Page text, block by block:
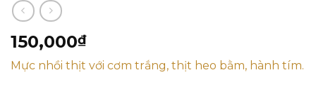
150,000₫
Mực nhồi thịt với cơm trắng, thịt heo bằm, hành tím.